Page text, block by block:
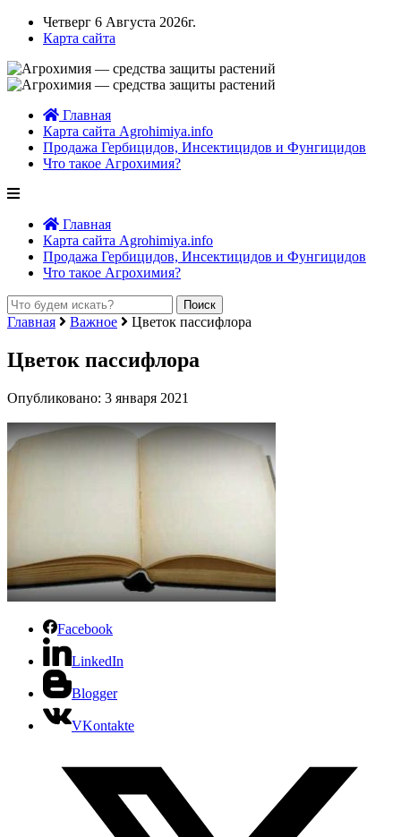
Четверг 6 Августа 2026г.
Карта сайта
Главная
Карта сайта Agrohimiya.info
Продажа Гербицидов, Инсектицидов и Фунгицидов
Что такое Агрохимия?
Главная
Карта сайта Agrohimiya.info
Продажа Гербицидов, Инсектицидов и Фунгицидов
Что такое Агрохимия?
Главная Важное Цветок пассифлора
Цветок пассифлора
Опубликовано: 3 января 2021
Facebook
LinkedIn
Blogger
VKontakte